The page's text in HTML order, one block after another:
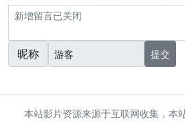
昵称 提交
本站影片资源来源于互联网收集，本